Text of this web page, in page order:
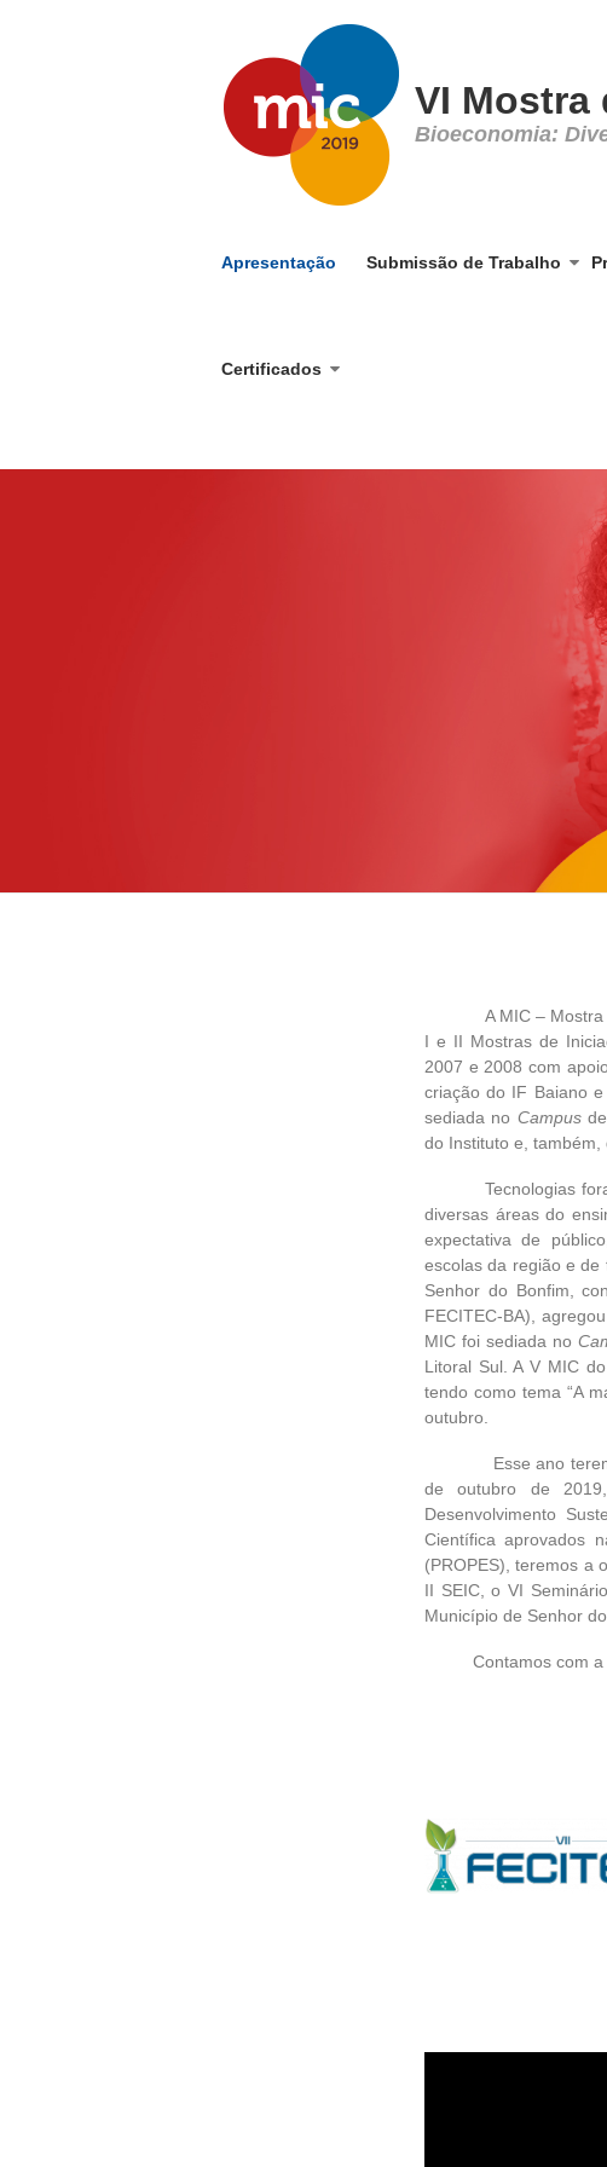
VI Mostra
Bioeconomia:
Apresentação Submissão de Trabalho
Certificados
A MIC – Mostra de
I e II Mostras de
2007 e 2008 com
criação do IF Baiano
sediada no Campusde
do Instituto e, também,
Tecnologias foram
diversas áreas do
expectativa de
escolas da região e
Senhor do Bonfim,
FECITEC-BA),
MIC foi sediada no
Litoral Sul. A V MIC
tendo como tema “A
outubro.
Esse ano
de outubro de
Desenvolvimento
Científica aprovados
(PROPES), teremos a
II SEIC, o VI
Município de Senhor
Contamos com a